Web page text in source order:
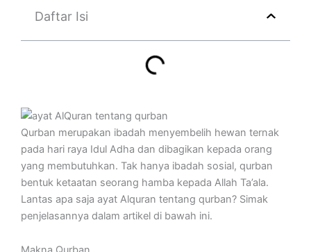
Daftar Isi
Qurban merupakan ibadah menyembelih hewan ternak
pada hari raya Idul Adha dan dibagikan kepada orang
yang membutuhkan. Tak hanya ibadah sosial, qurban
bentuk ketaatan seorang hamba kepada Allah Ta’ala.
Lantas apa saja ayat Alquran tentang qurban? Simak
penjelasannya dalam artikel di bawah ini.